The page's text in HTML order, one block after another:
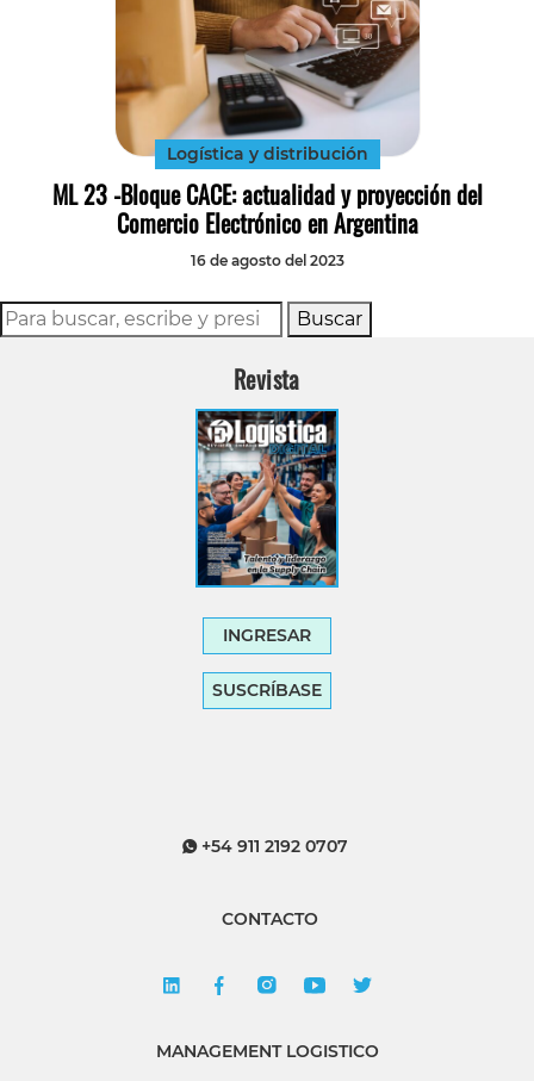
Logística y distribución
ML 23 -Bloque CACE: actualidad y proyección del
Comercio Electrónico en Argentina
16 de agosto del 2023
Buscar
Revista
INGRESAR
SUSCRÍBASE
+54 911 2192 0707
CONTACTO
MANAGEMENT LOGISTICO